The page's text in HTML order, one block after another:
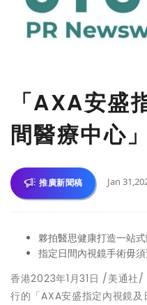
「AXA安盛
間醫療中心
推廣新聞稿 Jan
夥拍醫思健康打造一站
指定日間內視鏡手術毋
香港2023年1月31日 /美通社/
行的「AXA安盛指定內視鏡